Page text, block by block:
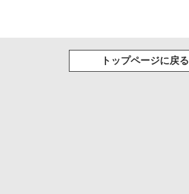
トップページに戻る